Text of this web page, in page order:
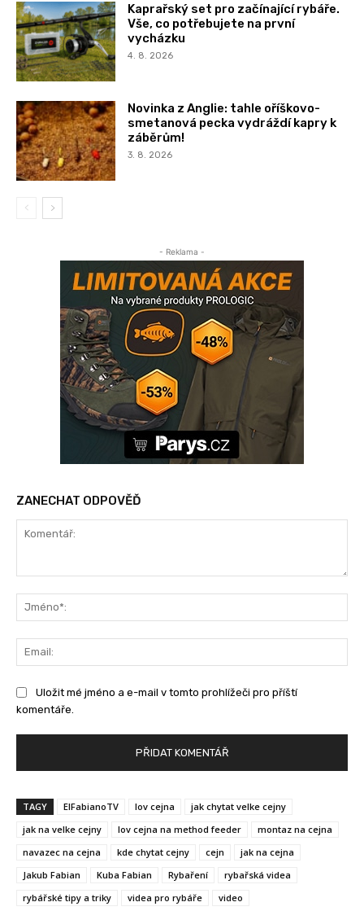
Kaprařský set pro začínající rybáře.
Vše, co potřebujete na první
vycházku
4. 8. 2026
Novinka z Anglie: tahle oříškovo-
smetanová pecka vydráždí kapry k
záběrům!
3. 8. 2026
- Reklama -
ZANECHAT ODPOVĚĎ
Uložit mé jméno a e-mail v tomto prohlížeči pro příští
komentáře.
TAGY ElFabianoTV lov cejna
jak chytat velke cejny
jak na velke cejny
lov cejna na method feeder
montaz na cejna
navazec na cejna
kde chytat cejny cejn
jak na cejna
Jakub Fabian
Kuba Fabian Rybaření
rybařská videa
rybářské tipy a triky
videa pro rybáře video